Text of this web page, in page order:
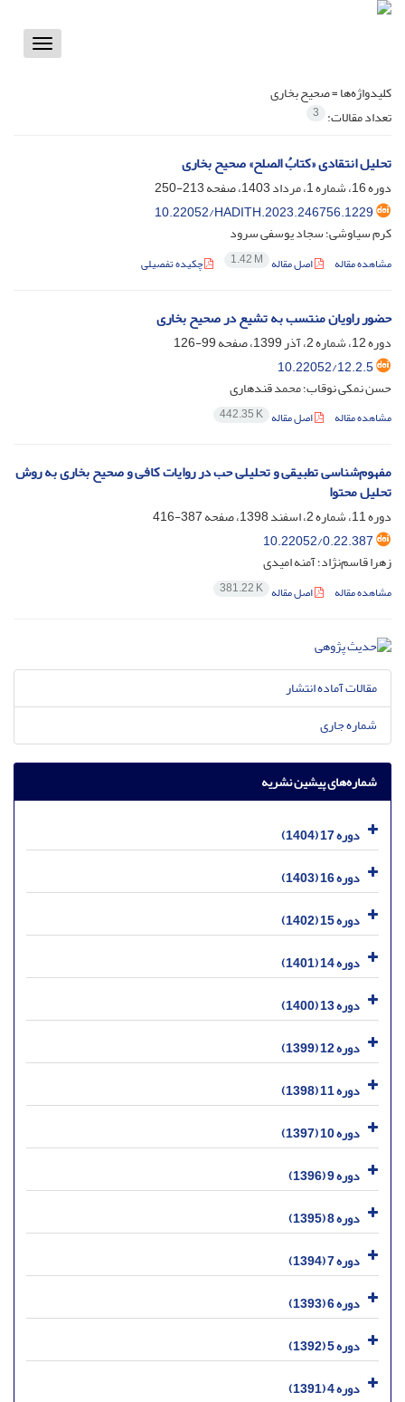
Toggle
کلیدواژه‌ها =صحیح بخاری
تعداد مقالات: 3
تحلیل انتقادی «کتابُ الصلح» صحیح بخاری
دوره 16، شماره 1، مرداد 1403، صفحه
213-250
10.22052/HADITH.2023.246756.1229
کرم سیاوشی؛ سجاد یوسفی سرود
مشاهده مقاله اصل مقاله 1.42 M چکیده تفصیلی
حضور راویان منتسب به تشیع در صحیح بخاری
دوره 12، شماره 2، آذر 1399، صفحه
99-126
10.22052/12.2.5
حسن نمکی نوقاب؛ محمد قندهاری
مشاهده مقاله اصل مقاله 442.35 K
مفهوم‌شناسی تطبیقی و تحلیلی حب در روایات کافی و صحیح بخاری به روش
تحلیل محتوا
دوره 11، شماره 2، اسفند 1398، صفحه
387-416
10.22052/0.22.387
زهرا قاسم‌نژاد؛ آمنه امیدی
مشاهده مقاله اصل مقاله 381.22 K
مقالات آماده انتشار
شماره جاری
شماره‌های پیشین نشریه
دوره 17 (1404)
دوره 16 (1403)
دوره 15 (1402)
دوره 14 (1401)
دوره 13 (1400)
دوره 12 (1399)
دوره 11 (1398)
دوره 10 (1397)
دوره 9 (1396)
دوره 8 (1395)
دوره 7 (1394)
دوره 6 (1393)
دوره 5 (1392)
دوره 4 (1391)